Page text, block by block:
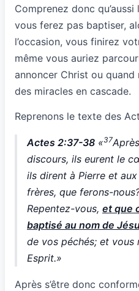
Comprenez donc
vous ferez pas baptiser,
l’occasion, vous finirez
même vous auriez
annoncer Christ ou
des miracles en cascade.
Reprenons le texte des
Actes 2:37-38 «37
discours, ils eurent le
ils dirent à Pierre et
frères, que ferons-
Repentez-vous, et que
baptisé au nom de
de vos péchés; et vous
Esprit.»
Après s’être donc